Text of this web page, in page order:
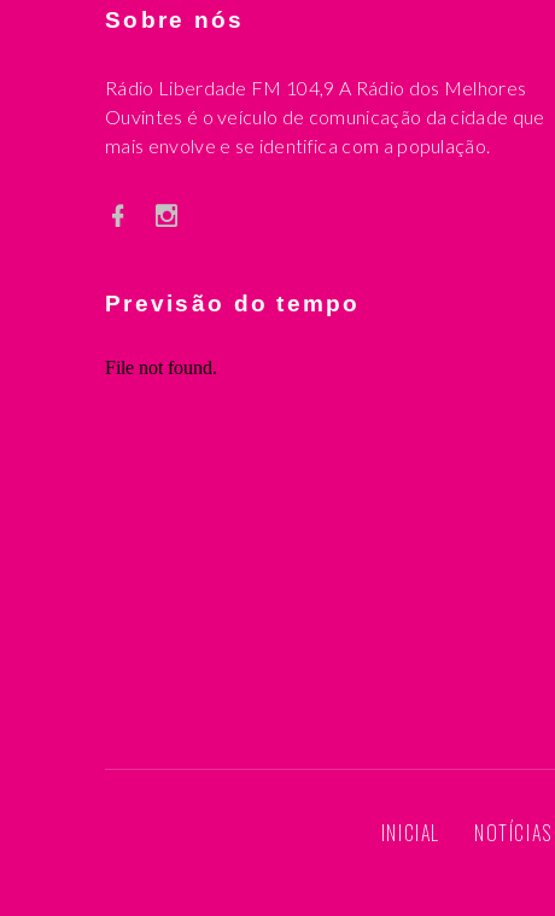
Sobre nós
Rádio Liberdade FM 104,9 A Rádio dos Melhores
Ouvintes é o veículo de comunicação da cidade que
mais envolve e se identifica com a população.
Previsão do tempo
INICIAL NOTÍCIAS